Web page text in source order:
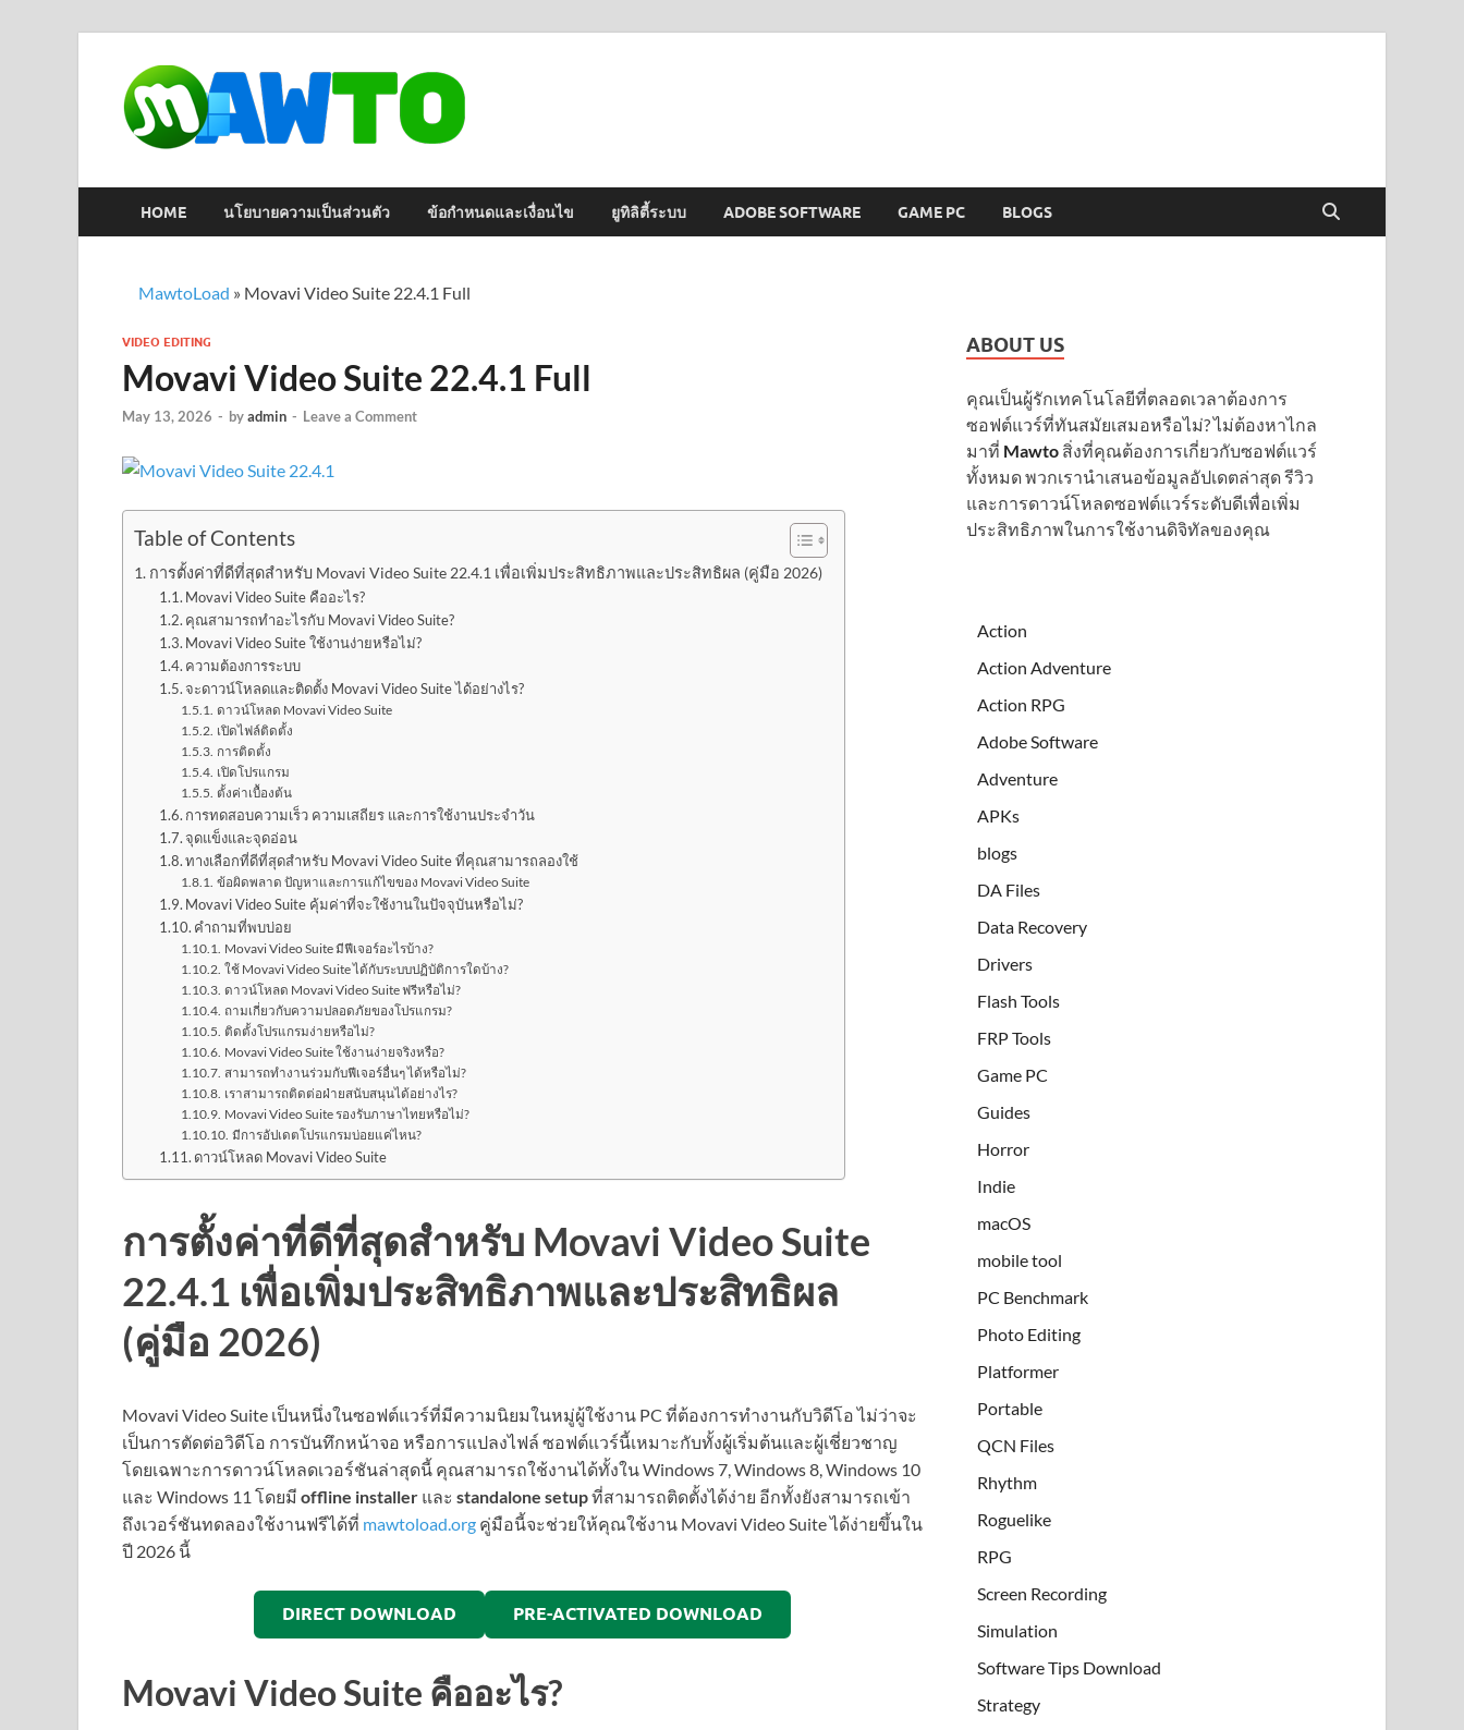
HOME นโยบายความเป็นส่วนตัว ข้อกำหนดและเงื่อนไข ยูทิลิตี้ระบบ ADOBE SOFTWARE GAME PC BLOGS
MawtoLoad » Movavi Video Suite 22.4.1 Full
VIDEO EDITING
Movavi Video Suite 22.4.1 Full
May 13, 2026 - byadmin - Leave a Comment
Table of Contents
การตั้งค่าที่ดีที่สุดสำหรับ Movavi Video Suite 22.4.1 เพื่อเพิ่มประสิทธิภาพและประสิทธิผล (คู่มือ 2026)
Movavi Video Suite คืออะไร?
คุณสามารถทำอะไรกับ Movavi Video Suite?
Movavi Video Suite ใช้งานง่ายหรือไม่?
ความต้องการระบบ
จะดาวน์โหลดและติดตั้ง Movavi Video Suite ได้อย่างไร?
ดาวน์โหลด Movavi Video Suite
เปิดไฟล์ติดตั้ง
การติดตั้ง
เปิดโปรแกรม
ตั้งค่าเบื้องต้น
การทดสอบความเร็ว ความเสถียร และการใช้งานประจำวัน
จุดแข็งและจุดอ่อน
ทางเลือกที่ดีที่สุดสำหรับ Movavi Video Suite ที่คุณสามารถลองใช้
ข้อผิดพลาด ปัญหาและการแก้ไขของ Movavi Video Suite
Movavi Video Suite คุ้มค่าที่จะใช้งานในปัจจุบันหรือไม่?
คำถามที่พบบ่อย
Movavi Video Suite มีฟีเจอร์อะไรบ้าง?
ใช้ Movavi Video Suite ได้กับระบบปฏิบัติการใดบ้าง?
ดาวน์โหลด Movavi Video Suite ฟรีหรือไม่?
ถามเกี่ยวกับความปลอดภัยของโปรแกรม?
ติดตั้งโปรแกรมง่ายหรือไม่?
Movavi Video Suite ใช้งานง่ายจริงหรือ?
สามารถทำงานร่วมกับฟีเจอร์อื่นๆ ได้หรือไม่?
เราสามารถติดต่อฝ่ายสนับสนุนได้อย่างไร?
Movavi Video Suite รองรับภาษาไทยหรือไม่?
มีการอัปเดตโปรแกรมบ่อยแค่ไหน?
ดาวน์โหลด Movavi Video Suite
การตั้งค่าที่ดีที่สุดสำหรับ Movavi Video Suite
22.4.1 เพื่อเพิ่มประสิทธิภาพและประสิทธิผล
(คู่มือ 2026)
Movavi Video Suite เป็นหนึ่งในซอฟต์แวร์ที่มีความนิยมในหมู่ผู้ใช้งาน PC ที่ต้องการทำงานกับวิดีโอ ไม่ว่าจะ
เป็นการตัดต่อวิดีโอ การบันทึกหน้าจอ หรือการแปลงไฟล์ ซอฟต์แวร์นี้เหมาะกับทั้งผู้เริ่มต้นและผู้เชี่ยวชาญ
โดยเฉพาะการดาวน์โหลดเวอร์ชันล่าสุดนี้ คุณสามารถใช้งานได้ทั้งใน Windows 7, Windows 8, Windows 10
และ Windows 11 โดยมี offline installer และ standalone setupที่สามารถติดตั้งได้ง่าย อีกทั้งยังสามารถเข้า
ถึงเวอร์ชันทดลองใช้งานฟรีได้ที่ mawtoload.org คู่มือนี้จะช่วยให้คุณใช้งาน Movavi Video Suite ได้ง่ายขึ้นใน
ปี 2026 นี้
DIRECT DOWNLOAD PRE-ACTIVATED DOWNLOAD
Movavi Video Suite คืออะไร?
ABOUT US
คุณเป็นผู้รักเทคโนโลยีที่ตลอดเวลาต้องการ
ซอฟต์แวร์ที่ทันสมัยเสมอหรือไม่? ไม่ต้องหาไกล
มาที่ Mawto สิ่งที่คุณต้องการเกี่ยวกับซอฟต์แวร์
ทั้งหมด พวกเรานำเสนอข้อมูลอัปเดตล่าสุด รีวิว
และการดาวน์โหลดซอฟต์แวร์ระดับดีเพื่อเพิ่ม
ประสิทธิภาพในการใช้งานดิจิทัลของคุณ
Action
Action Adventure
Action RPG
Adobe Software
Adventure
APKs
blogs
DA Files
Data Recovery
Drivers
Flash Tools
FRP Tools
Game PC
Guides
Horror
Indie
macOS
mobile tool
PC Benchmark
Photo Editing
Platformer
Portable
QCN Files
Rhythm
Roguelike
RPG
Screen Recording
Simulation
Software Tips Download
Strategy